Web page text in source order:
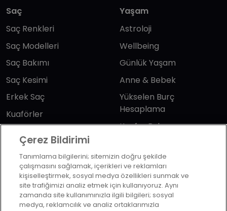
Saç
Saç Renkleri
Saç Modelleri
Saç Bakımı
Saç Kesimi
Erkek Saç
Kuaförler
Yaşam
Astroloji
Wellbeing
Günlük Yaşam
Anne & Bebek
Yükselen Burç
Hesaplama
Kuafor Bulma
Bizi takip edin
Çerez Bildirimi
Tanımlama bilgilerini; sitemizin doğru şekilde
çalışmasını sağlamak, içerikleri ve reklamları
kişiselleştirmek, sosyal medya özellikleri sunmak ve
site trafiğimizi analiz etmek için kullanıyoruz. Aynı
zamanda site kullanımınızla ilgili bilgileri; sosyal
medya, reklamcılık ve analiz ortaklarımızla